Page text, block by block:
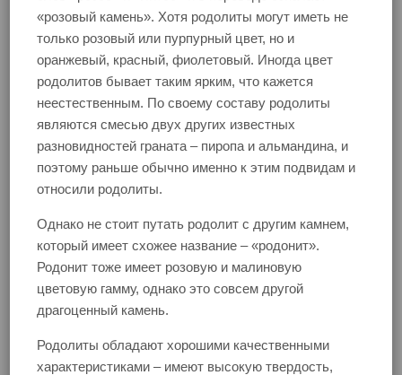
«розовый камень». Хотя родолиты могут иметь не
только розовый или пурпурный цвет, но и
оранжевый, красный, фиолетовый. Иногда цвет
родолитов бывает таким ярким, что кажется
неестественным. По своему составу родолиты
являются смесью двух других известных
разновидностей граната – пиропа и альмандина, и
поэтому раньше обычно именно к этим подвидам и
относили родолиты.
Однако не стоит путать родолит с другим камнем,
который имеет схожее название – «родонит».
Родонит тоже имеет розовую и малиновую
цветовую гамму, однако это совсем другой
драгоценный камень.
Родолиты обладают хорошими качественными
характеристиками – имеют высокую твердость,